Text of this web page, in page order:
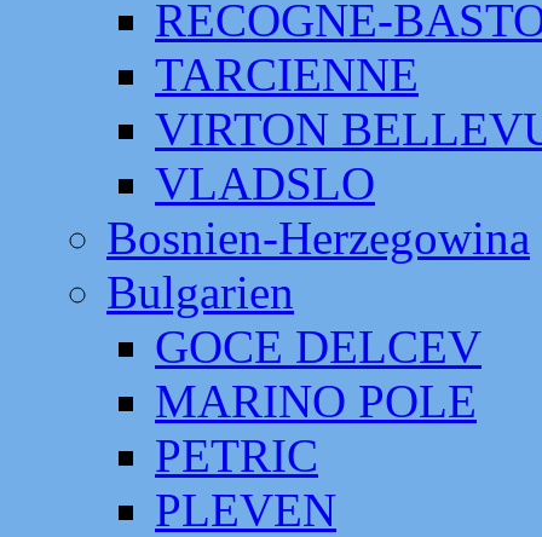
RECOGNE-
TARCIENNE
VIRTON
VLADSLO
Bosnien-Herzegowina
Bulgarien
GOCE DELCEV
MARINO POLE
PETRIC
PLEVEN